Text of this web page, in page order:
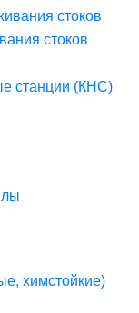
стоков
стоков
станции (КНС)
химстойкие)